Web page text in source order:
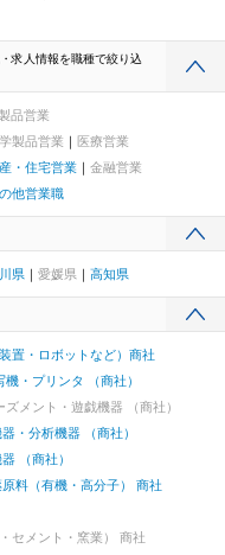
求人情報を職種で絞り込
品営業
製品営業
医療営業
・住宅営業
金融営業
他営業職
県 愛媛県 高知県
置・ロボットなど）商社
機・プリンタ （商社）
ズメント・遊戯機器 （商社）
・分析機器 （商社）
（商社）
料（有機・高分子） 商社
セメント・窯業） 商社